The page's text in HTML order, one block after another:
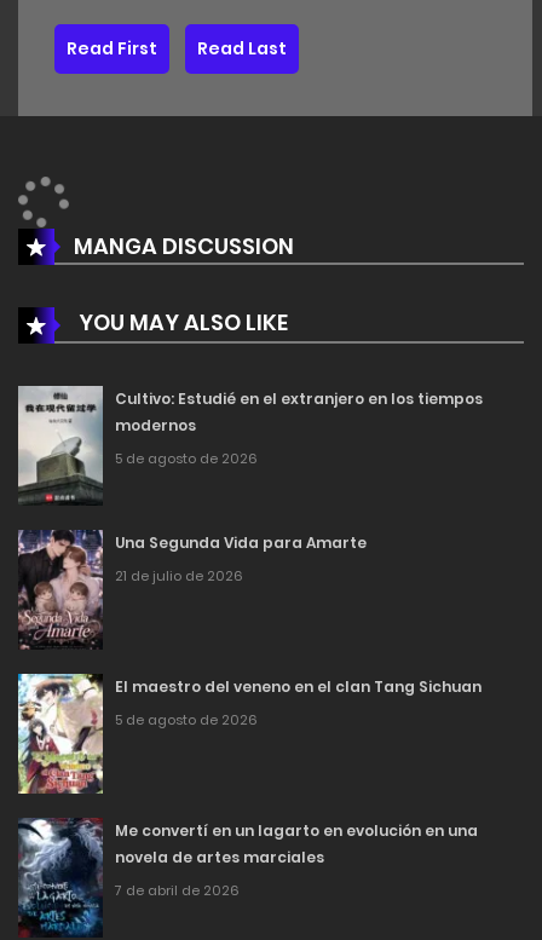
Read First Read Last
MANGA DISCUSSION
YOU MAY ALSO LIKE
Cultivo: Estudié en el extranjero en los tiempos
modernos
5 de agosto de 2026
Una Segunda Vida para Amarte
21 de julio de 2026
El maestro del veneno en el clan Tang Sichuan
5 de agosto de 2026
Me convertí en un lagarto en evolución en una
novela de artes marciales
7 de abril de 2026